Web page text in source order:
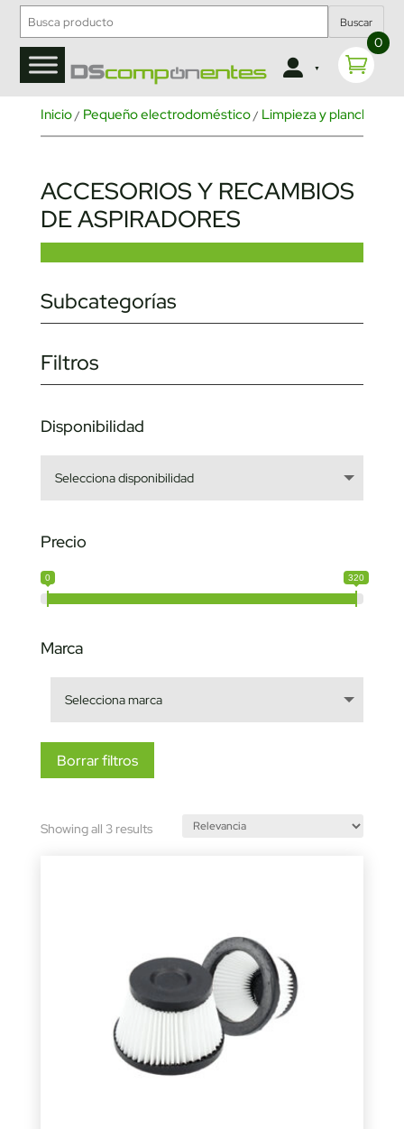
Buscar
0
Inicio/ Pequeño electrodoméstico/ Limpieza y planchado
ACCESORIOS Y RECAMBIOS
DE ASPIRADORES
Subcategorías
Filtros
Disponibilidad
Precio
0 320
Marca
Borrar filtros
Showing all 3 resultsSorted